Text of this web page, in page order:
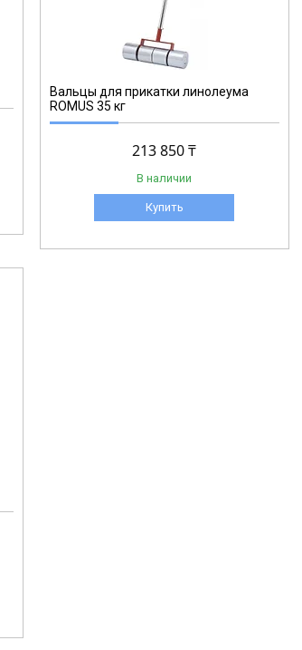
Вальцы для прикатки линолеума
ROMUS 35 кг
213 850 ₸
В наличии
Купить
93160